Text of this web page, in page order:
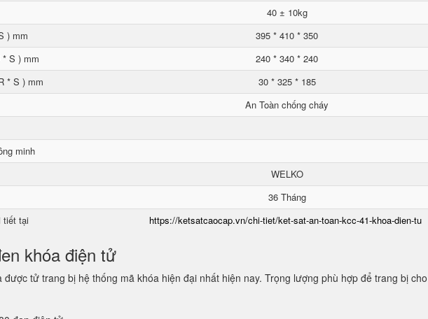
40 ± 10kg
) mm
395 * 410 * 350
S ) mm
240 * 340 * 240
* S ) mm
30 * 325 * 185
An Toàn chống cháy
minh
WELKO
36 Tháng
tiết tại
https://ketsatcaocap.vn/chi-tiet/ket-sat-an-toan-kcc-41-khoa-dien-tu
khóa điện tử
được tử trang bị hệ thống mã khóa hiện đại nhất hiện nay. Trọng lượng phù hợp để trang bị